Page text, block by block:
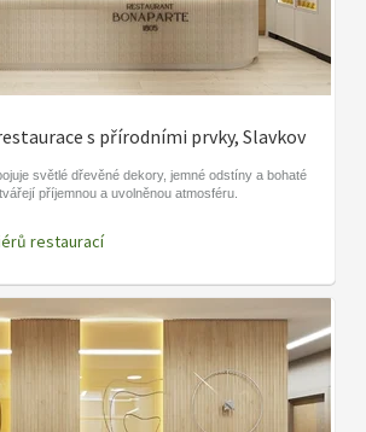
s přírodními prvky, Slavkov
světlé dřevěné dekory, jemné odstíny a bohaté
příjemnou a uvolněnou atmosféru.
restaurací